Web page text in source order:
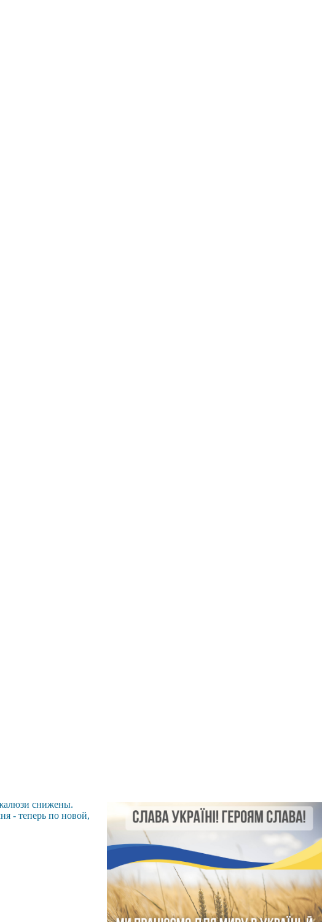
снижены.
- теперь по новой,